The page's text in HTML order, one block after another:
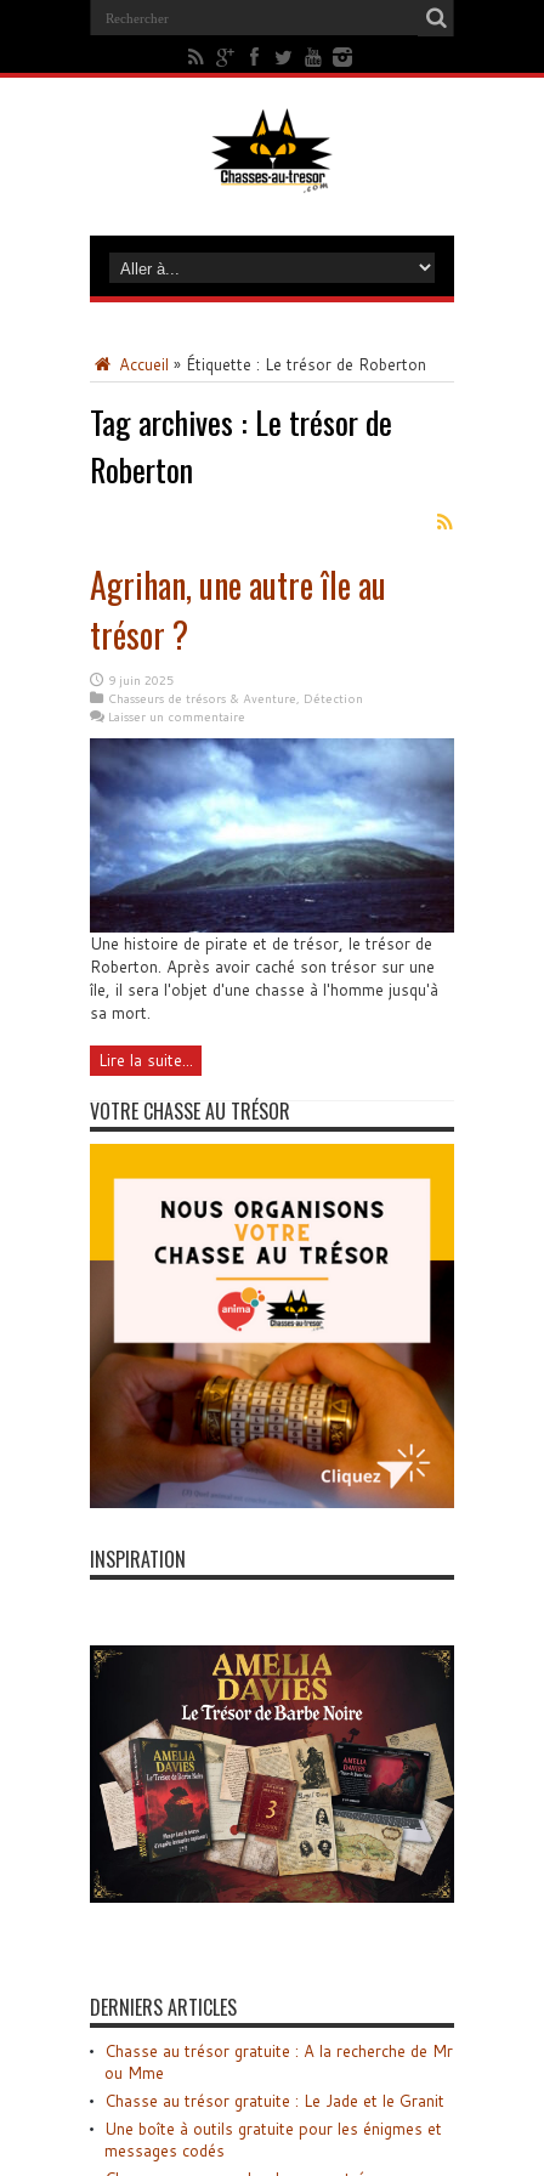
Accueil » Étiquette : Le trésor de Roberton
Tag archives : Le trésor de
Roberton
Agrihan, une autre île au
trésor ?
9 juin 2025
Chasseurs de trésors & Aventure, Détection
Laisser un commentaire
Une histoire de pirate et de trésor, le trésor de
Roberton. Après avoir caché son trésor sur une
île, il sera l'objet d'une chasse à l'homme jusqu'à
sa mort.
Lire la suite...
VOTRE CHASSE AU TRÉSOR
INSPIRATION
DERNIERS ARTICLES
Chasse au trésor gratuite : A la recherche de Mr
ou Mme
Chasse au trésor gratuite : Le Jade et le Granit
Une boîte à outils gratuite pour les énigmes et
messages codés